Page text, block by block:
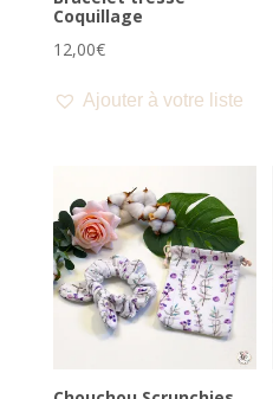
Coquillage
12,00€
Ajouter à votre liste